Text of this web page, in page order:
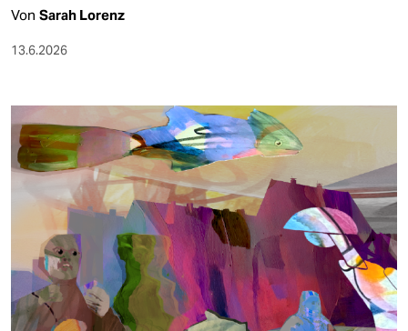
shop
fragen & hilfe
abo
genossenschaft
epaper login
Von Sarah Lorenz
13.6.2026